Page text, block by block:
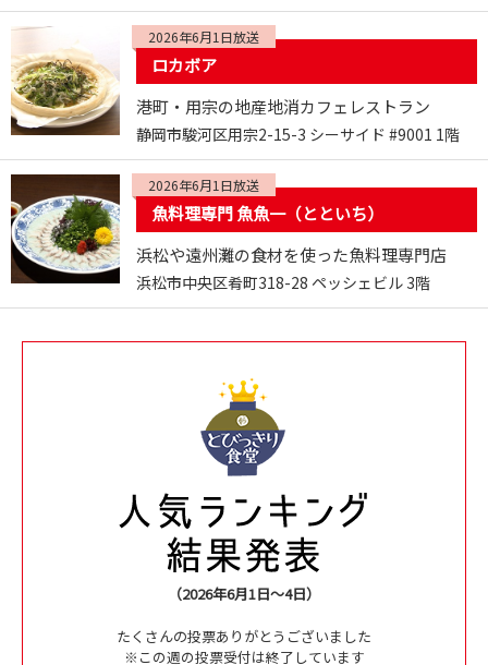
（2026年6月1日～4日）
たくさんの投票ありがとうございました
※この週の投票受付は終了しています
2026年6月1日放送
ロカボア
港町・用宗の地産地消カフェレストラン
静岡市駿河区用宗2-15-3 シーサイド #9001 1階
2026年6月1日放送
魚料理専門 魚魚一（とといち）
浜松や遠州灘の食材を使った魚料理専門店
浜松市中央区肴町318-28 ペッシェビル 3階